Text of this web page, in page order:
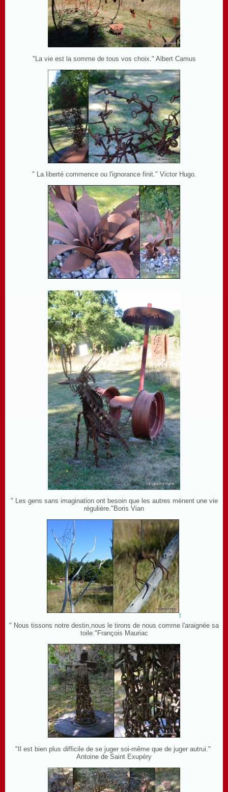
"La vie est la somme de tous vos choix." Albert Camus
" La liberté commence ou l'ignorance finit." Victor Hugo.
" Les gens sans imagination ont besoin que les autres mènent une vie
régulière."Boris Vian
t
" Nous tissons notre destin,nous le tirons de nous comme l'araignée sa
toile."François Mauriac
"Il est bien plus difficile de se juger soi-même que de juger autrui."
Antoine de Saint Exupéry